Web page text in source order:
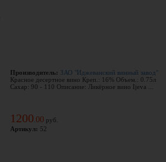
Производитель: ЗАО "Иджеванский винный завод"
Красное десертное вино Креп.: 16% Объем.: 0.75л
Сахар: 90 - 110 Описание: Ликёрное вино Ijeva ...
1200 00 руб.
Артикул: 52